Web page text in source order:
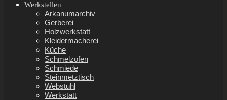
Werkstellen
Arkanumarchiv
Gerberei
Holzwerkstatt
Kleidermacherei
Küche
Schmelzofen
Schmiede
Steinmetztisch
Webstuhl
Werkstatt